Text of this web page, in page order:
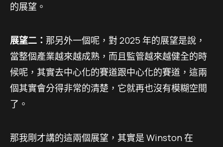
的展望。
展望二： 那另外一個呢，對 2025 年的展望是說，
當整個產業越來越成熟，而且監管越來越健全的時
候呢，其實去中心化的賽道跟中心化的賽道，這兩
個其實會分得非常的清楚，它就再也沒有模糊空間
了。
那我剛才講的這兩個展望，其實是 Winston 在